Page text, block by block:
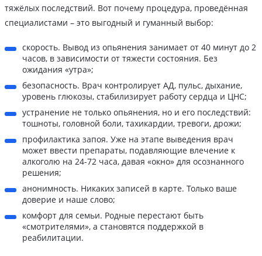
тяжёлых последствий. Вот почему процедура, проведённая
специалистами – это выгодный и гуманный выбор:
скорость. Вывод из опьянения занимает от 40 минут до 2
часов, в зависимости от тяжести состояния. Без
ожидания «утра»;
безопасность. Врач контролирует АД, пульс, дыхание,
уровень глюкозы, стабилизирует работу сердца и ЦНС;
устранение не только опьянения, но и его последствий:
тошноты, головной боли, тахикардии, тревоги, дрожи;
профилактика запоя. Уже на этапе выведения врач
может ввести препараты, подавляющие влечение к
алкоголю на 24-72 часа, давая «окно» для осознанного
решения;
анонимность. Никаких записей в карте. Только ваше
доверие и наше слово;
комфорт для семьи. Родные перестают быть
«смотрителями», а становятся поддержкой в
реабилитации.